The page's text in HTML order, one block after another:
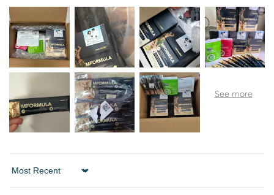
Sort by